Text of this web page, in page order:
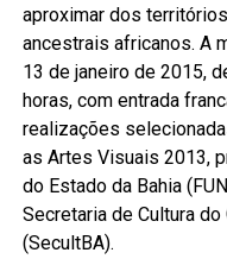
aproximar dos
ancestrais africanos. A
13 de janeiro de 2015,
horas, com entrada
realizações
as Artes Visuais 2013,
do Estado da Bahia
Secretaria de Cultura
(SecultBA).